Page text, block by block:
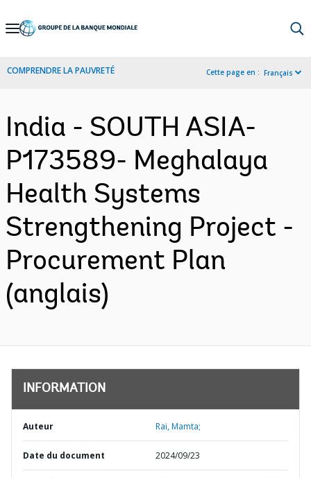
Skip
Navigation
COMPRENDRE LA PAUVRETÉ Cette page en : Français
India - SOUTH ASIA-
P173589- Meghalaya
Health Systems
Strengthening Project -
Procurement Plan
(anglais)
INFORMATION
Auteur Rai, Mamta;
Date du document 2024/09/23